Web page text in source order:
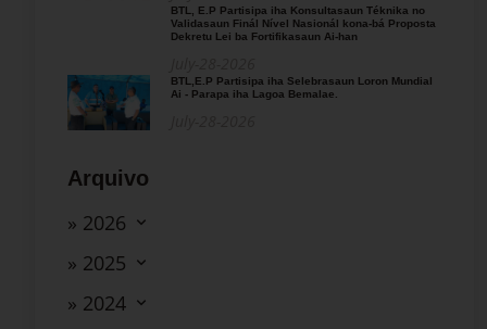
BTL, E.P Partisipa iha Konsultasaun Téknika no
Validasaun Finál Nível Nasionál kona-bá Proposta
Dekretu Lei ba Fortifikasaun Ai-han
BTL,E.P Partisipa iha Selebrasaun Loron Mundial
Ai - Parapa iha Lagoa Bemalae.
Arquivo
» 2026
» 2025
» 2024